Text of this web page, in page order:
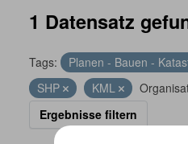
1 Datensatz
Tags: Planen - Bauen -
SHP
KML
Ergebnisse filtern